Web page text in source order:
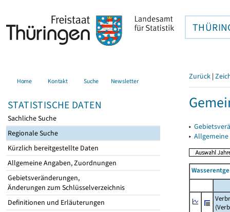
Home Kontakt Suche Newsletter
STATISTISCHE DATEN
Sachliche Suche
Regionale Suche
Kürzlich bereitgestellte Daten
Allgemeine Angaben, Zuordnungen
Gebietsveränderungen,
Änderungen zum Schlüsselverzeichnis
Definitionen und Erläuterungen
Zurück |
▸
▸